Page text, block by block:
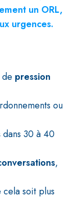
un ORL,
urgences.
pression
ou
dans 30 à 40
,
soit plus